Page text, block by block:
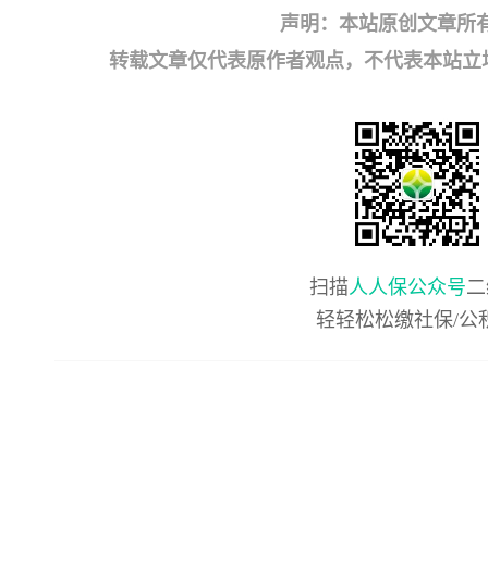
声明：本站原创文章所
转载文章仅代表原作者观点，不代表本站
扫描人人保公众号
轻轻松松缴社保/公